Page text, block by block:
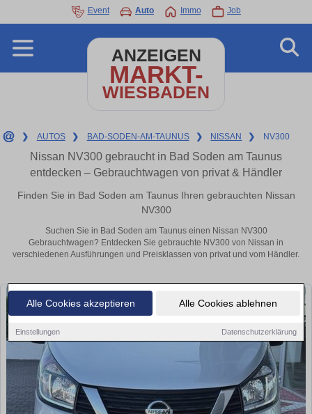
Alle Cookies akzeptieren Alle Cookies ablehnen
Einstellungen Datenschutzerklärung
Event Auto Immo Job
ANZEIGEN
MARKT-
WIESBADEN
❯ AUTOS ❯ BAD-SODEN-AM-TAUNUS ❯ NISSAN ❯ NV300
Nissan NV300 gebraucht in Bad Soden am Taunus
entdecken – Gebrauchtwagen von privat & Händler
Finden Sie in Bad Soden am Taunus Ihren gebrauchten Nissan
NV300
Suchen Sie in Bad Soden am Taunus einen Nissan NV300
Gebrauchtwagen? Entdecken Sie gebrauchte NV300 von Nissan in
verschiedenen Ausführungen und Preisklassen von privat und vom Händler.